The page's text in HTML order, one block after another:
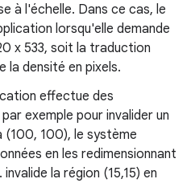
à l'échelle. Dans ce cas, le
lorsqu'elle demande
x 533, soit la traduction
la densité en pixels.
effectue des
exemple pour invalider un
(100, 100), le système
en les redimensionnant
la région (15,15) en